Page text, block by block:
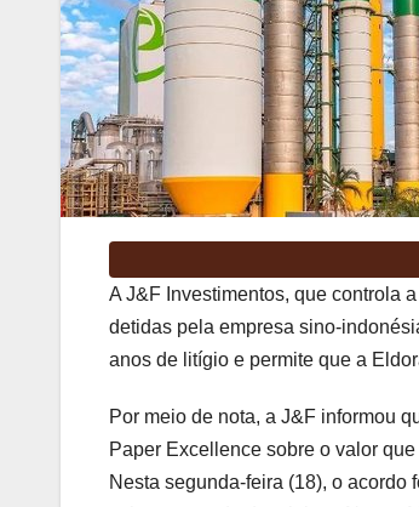
A J&F Investimentos, que controla
detidas pela empresa sino-
anos de litígio e permite que a
Por meio de nota, a J&F informou
Paper Excellence sobre o valor
Nesta segunda-feira (18), o